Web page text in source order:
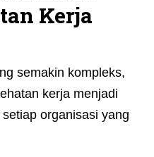
Kerja
semakin kompleks,
kerja menjadi
organisasi yang